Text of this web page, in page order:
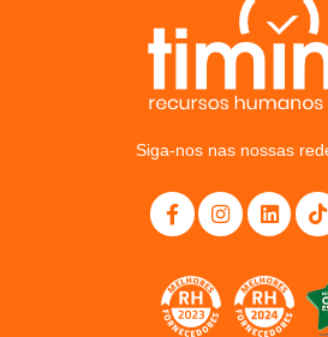
Siga-nos nas nossas